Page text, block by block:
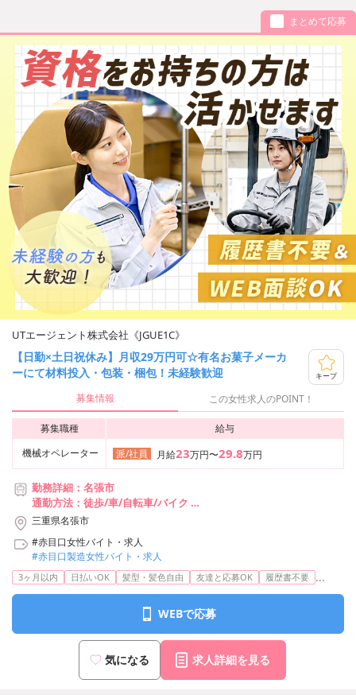
まとめて応募
UTエージェント株式会社《JGUE1C》
【日勤×土日祝休み】月収29万円可☆有名お菓子メーカ
ーにて材料投入・包装・梱包！未経験歓迎
キープ
募集情報 この女性求人のPOINT！
募集職種
給与
機械オペレーター
派/社員 月給23万円〜29.8万円
勤務詳細：名張市
通勤方法：徒歩/車/自転車/バイク
最寄り駅：桔梗が丘駅より車6分
三重県名張市
#赤目口女性バイト・求人
#赤目口製造女性バイト・求人
3ヶ月以内 日払いOK 髪型・髪色自由 友達と応募OK 履歴書不要 ...
WEBで応募
気になる 求人詳細を見る